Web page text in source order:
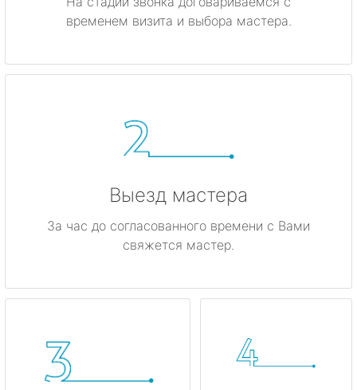
временем визита и выбора мастера.
Выезд мастера
За час до согласованного времени с Вами
свяжется мастер.